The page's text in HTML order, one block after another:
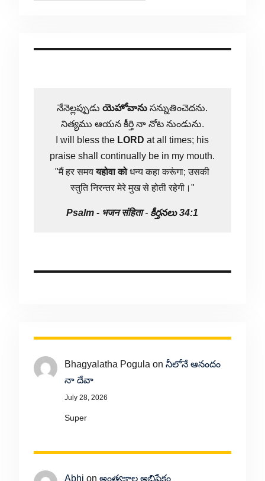
నేనెల్లప్పుడుయెహోవాను సన్నుతించెదను.
నిత్యము ఆయన కీర్తి నా నోట నుండును.
I will bless the LORD at all times; his
praise shall continually be in my mouth.
"मैं हर समययहोवा कोधन्य कहा करूंगा; उसकी
स्तुति निरन्तर मेरे मुख से होती रहेगी।"
Psalm - भजन संहिता- కీర్తనలు 34:1
Bhagyalatha Pogula on నీలోనే ఆనందం
నా దేవా
July 28, 2026
Super
Abhi on అంత్యకాల అభిషేకం